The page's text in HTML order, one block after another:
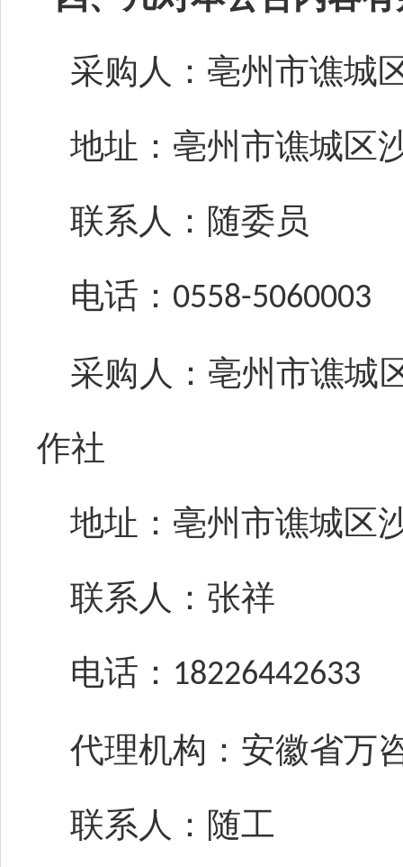
采购人：亳州市谯城
地址：亳州市谯城区
联系人：随委员
电话： 0558-5060003
采购人：亳州市谯城
作社
地址：亳州市谯城区
联系人：张祥
电话： 18226442633
代理机构：安徽省万
联系人：随工